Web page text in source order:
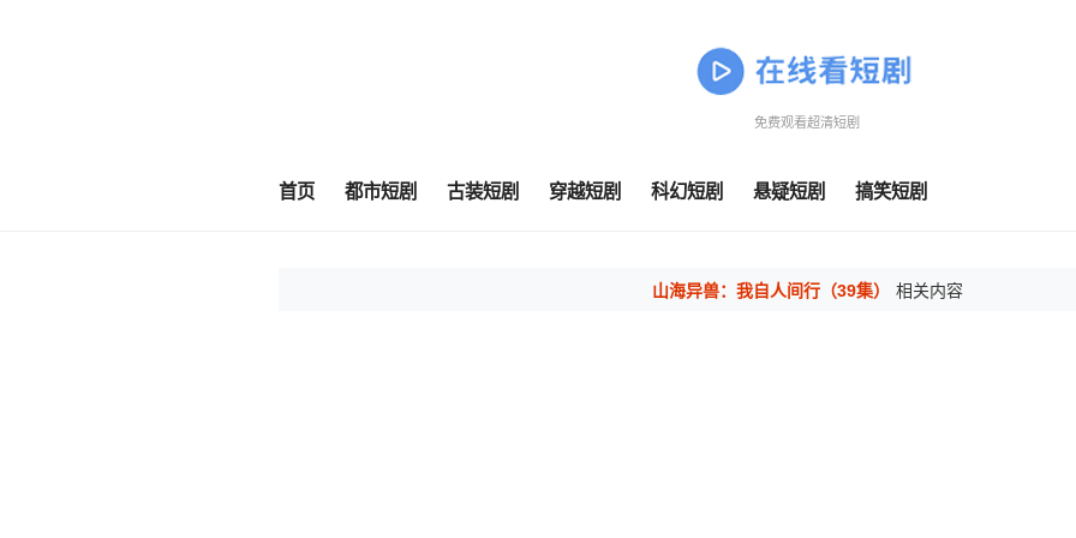
免费观看超清短剧
首页 都市短剧 古装短剧 穿越短剧 科幻短剧 悬疑短剧 搞笑短剧
山海异兽：我自人间行（39集） 相关内容